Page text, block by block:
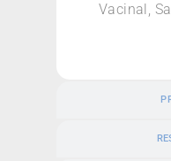
Vacinal,